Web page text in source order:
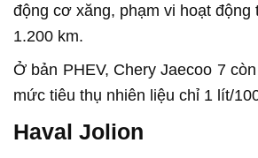
động cơ xăng, phạm vi hoạt động
1.200 km.
Ở bản PHEV, Chery Jaecoo 7
mức tiêu thụ nhiên liệu chỉ 1 lít/
Haval Jolion